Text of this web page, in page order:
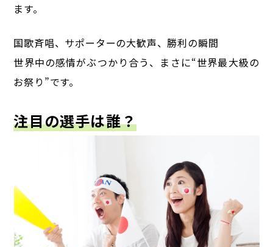
ます。
国歌斉唱、サポーターの大歓声、勝利の瞬間――
世界中の感情がぶつかり合う、まさに“世界最大級の
お祭り”です。
注目の選手は誰？